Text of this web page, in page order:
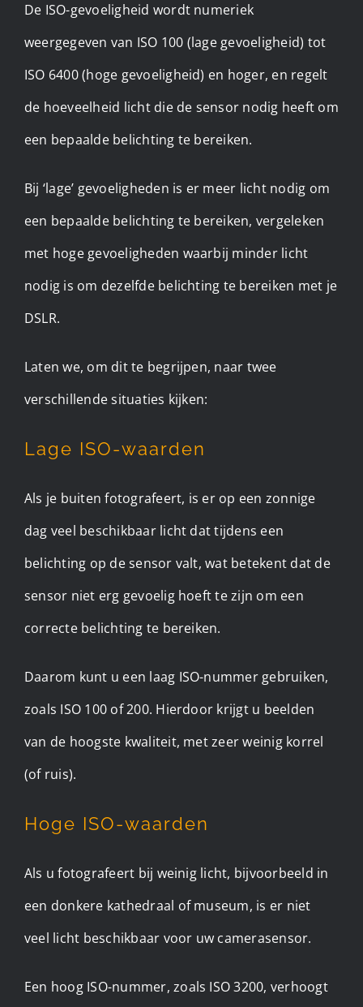
De ISO-gevoeligheid wordt numeriek
weergegeven van ISO 100 (lage gevoeligheid) tot
ISO 6400 (hoge gevoeligheid) en hoger, en regelt
de hoeveelheid licht die de sensor nodig heeft om
een bepaalde belichting te bereiken.
Bij ‘lage’ gevoeligheden is er meer licht nodig om
een bepaalde belichting te bereiken, vergeleken
met hoge gevoeligheden waarbij minder licht
nodig is om dezelfde belichting te bereiken met je
DSLR.
Laten we, om dit te begrijpen, naar twee
verschillende situaties kijken:
Lage ISO-waarden
Als je buiten fotografeert, is er op een zonnige
dag veel beschikbaar licht dat tijdens een
belichting op de sensor valt, wat betekent dat de
sensor niet erg gevoelig hoeft te zijn om een
correcte belichting te bereiken.
Daarom kunt u een laag ISO-nummer gebruiken,
zoals ISO 100 of 200. Hierdoor krijgt u beelden
van de hoogste kwaliteit, met zeer weinig korrel
(of ruis). ​
Hoge ISO-waarden
Als u fotografeert bij weinig licht, bijvoorbeeld in
een donkere kathedraal of museum, is er niet
veel licht beschikbaar voor uw camerasensor.
Een hoog ISO-nummer, zoals ISO 3200, verhoogt